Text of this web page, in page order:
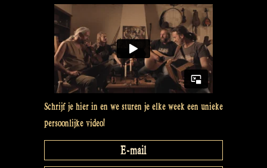
Schrijf je hier in en we sturen je elke week een unieke
persoonlijke video!